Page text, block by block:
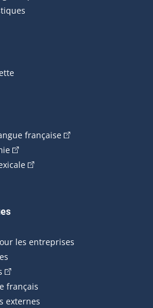
française(Cet hyperlien
(Cet hyperlien externe s'ouvrira
(Cet hyperlien externe
hyperlien externe s'ouvrira dans une
les entreprises
(Cet hyperlien externe s'ouvrira
français
externes